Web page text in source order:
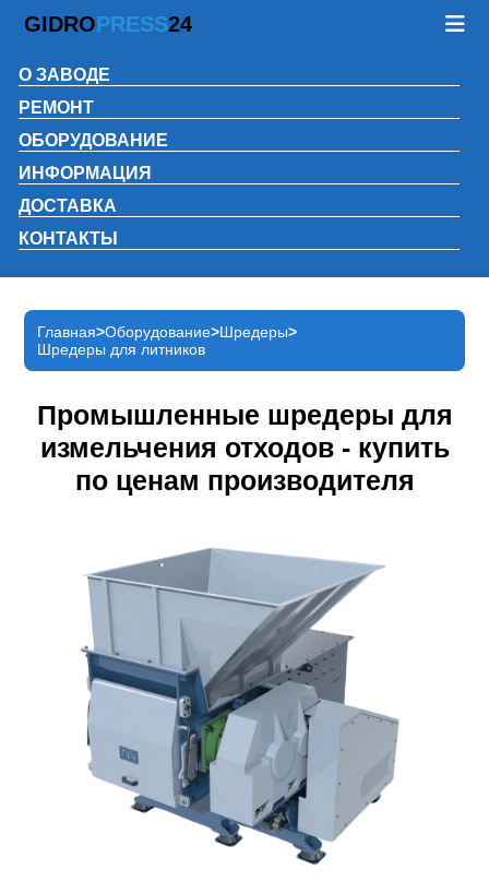
GIDROPRESS24
О ЗАВОДЕ
РЕМОНТ
ОБОРУДОВАНИЕ
ИНФОРМАЦИЯ
ДОСТАВКА
КОНТАКТЫ
Главная Оборудование Шредеры
Шредеры для литников
Промышленные шредеры для
измельчения отходов - купить
по ценам производителя